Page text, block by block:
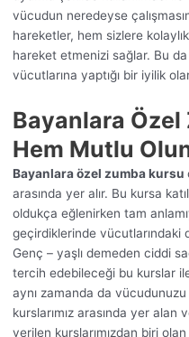
vücudun neredeyse
hareketler, hem sizlere
hareket etmenizi sağlar. Bu
vücutlarına yaptığı bir iyilik
Bayanlara
Hem Mutlu
Bayanlara özel zumba kursu
arasında yer alır. Bu kursa
oldukça eğlenirken tam
geçirdiklerinde vücutlarındaki
Genç – yaşlı demeden ciddi
tercih edebileceği bu kurslar
aynı zamanda da
kurslarımız arasında yer
verilen kurslarımızdan biri